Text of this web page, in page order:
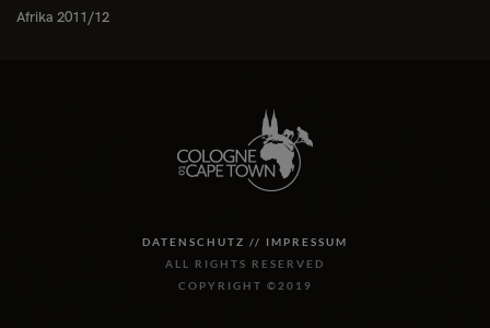
Afrika 2011/12
DATENSCHUTZ // IMPRESSUM
ALL RIGHTS RESERVED
COPYRIGHT ©2019